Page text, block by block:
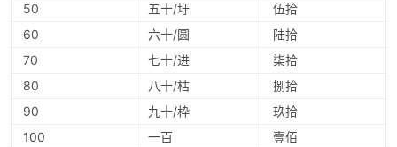
50
五十/圩
伍拾
60
六十/圆
陆拾
70
七十/进
柒拾
80
八十/枯
捌拾
90
九十/枠
玖拾
100
一百
壹佰